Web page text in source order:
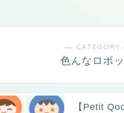
―
色んなロボッ
【Petit